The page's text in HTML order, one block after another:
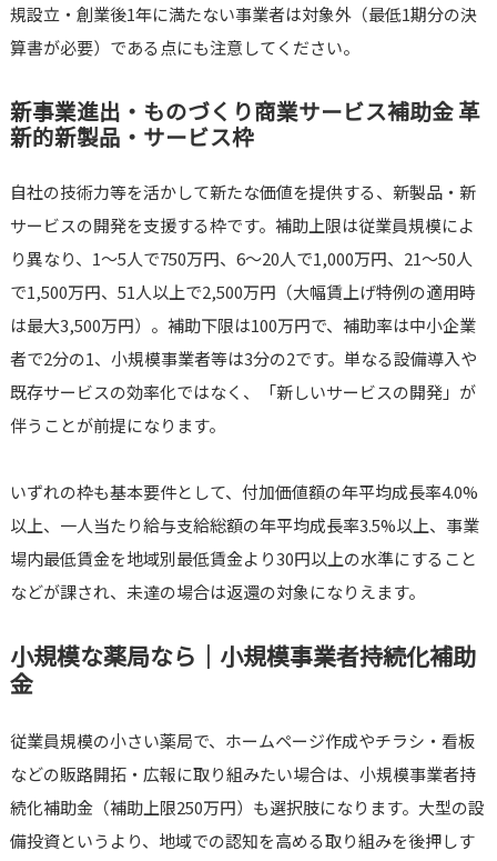
規設立・創業後1年に満たない事業者は対象外（最低1期分の決
算書が必要）である点にも注意してください。
新事業進出・ものづくり商業サービス補助金 革
新的新製品・サービス枠
自社の技術力等を活かして新たな価値を提供する、新製品・新
サービスの開発を支援する枠です。補助上限は従業員規模によ
り異なり、1〜5人で750万円、6〜20人で1,000万円、21〜50人
で1,500万円、51人以上で2,500万円（大幅賃上げ特例の適用時
は最大3,500万円）。補助下限は100万円で、補助率は中小企業
者で2分の1、小規模事業者等は3分の2です。単なる設備導入や
既存サービスの効率化ではなく、「新しいサービスの開発」が
伴うことが前提になります。
いずれの枠も基本要件として、付加価値額の年平均成長率4.0%
以上、一人当たり給与支給総額の年平均成長率3.5%以上、事業
場内最低賃金を地域別最低賃金より30円以上の水準にすること
などが課され、未達の場合は返還の対象になりえます。
小規模な薬局なら｜小規模事業者持続化補助
金
従業員規模の小さい薬局で、ホームページ作成やチラシ・看板
などの販路開拓・広報に取り組みたい場合は、小規模事業者持
続化補助金（補助上限250万円）も選択肢になります。大型の設
備投資というより、地域での認知を高める取り組みを後押しす